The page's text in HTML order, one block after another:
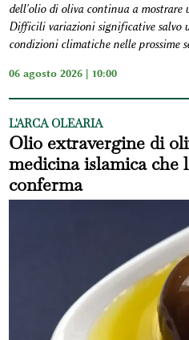
dell'olio di oliva continua a mostrare
Difficili variazioni significative salvo
condizioni climatiche nelle prossime
06 agosto 2026 | 10:00
L'ARCA OLEARIA
Olio extravergine di
medicina islamica che
conferma